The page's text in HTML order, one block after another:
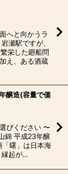
へと向かうラ
瀬駅ですが、
栄した廻船問
え、ある酒蔵
醸造(容量で価
びください 〜
錦 平成23年醸
曙」は日本海
縁起が…